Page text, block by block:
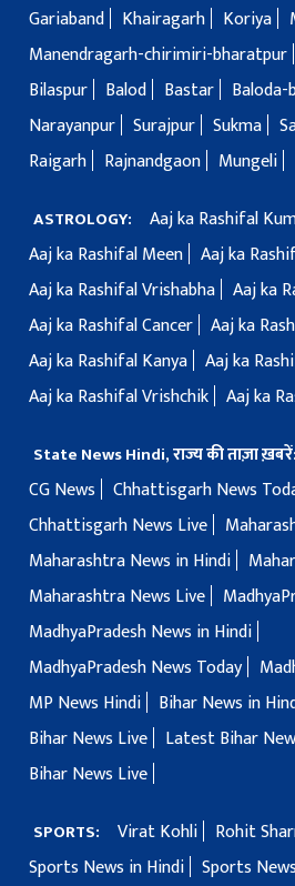
Gariaband
Khairagarh Koriya
Manendragarh-chirimiri-bharatpur
Bilaspur
Balod Bastar
Narayanpur Surajpur Sukma
Raigarh
Rajnandgaon Mungeli
ASTROLOGY:
Aaj ka Rashifal
Aaj ka Rashifal Meen Aaj ka
Aaj ka Rashifal Vrishabha Aaj ka
Aaj ka Rashifal Cancer Aaj ka
Aaj ka Rashifal Kanya Aaj ka
Aaj ka Rashifal Vrishchik Aaj ka
State News Hindi, राज्य की ताज़ा ख़बरें:
CG News
Chhattisgarh News
Chhattisgarh News Live
Maharashtra News in Hindi
Maharashtra News Live
MadhyaPradesh News in Hindi
MadhyaPradesh News Today
MP News Hindi
Bihar News in
Bihar News Live
Latest Bihar
Bihar News Live
SPORTS: Virat Kohli
Rohit
Sports News in Hindi Sports